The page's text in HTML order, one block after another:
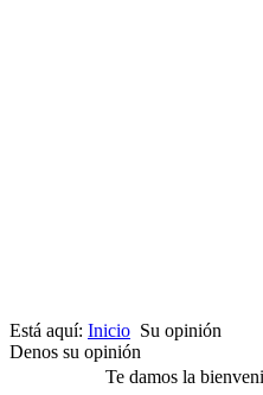
Está aquí: Inicio Su opinión
Denos su opinión
Te damos la